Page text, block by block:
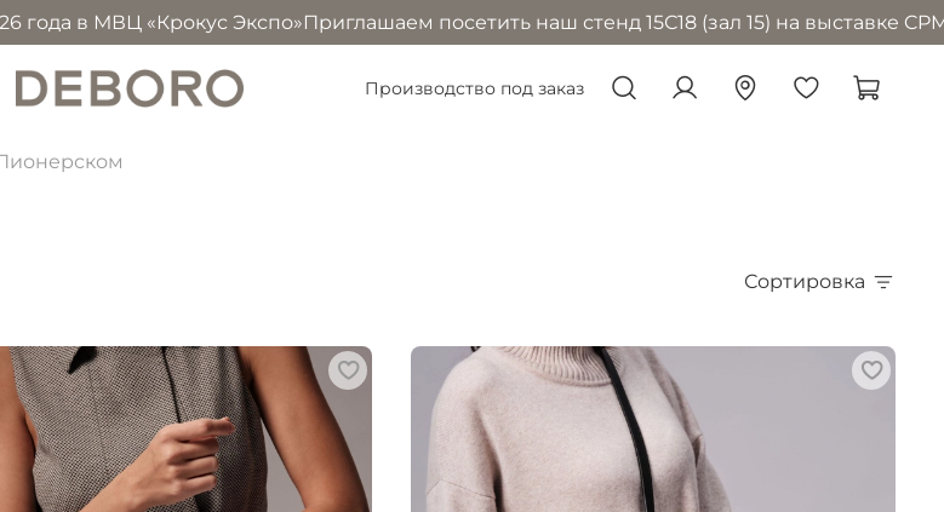
«Крокус Экспо»Приглашаем посетить наш стенд 15С18 (зал 15) на выставке CPM в
Производство под заказ
Сортировка